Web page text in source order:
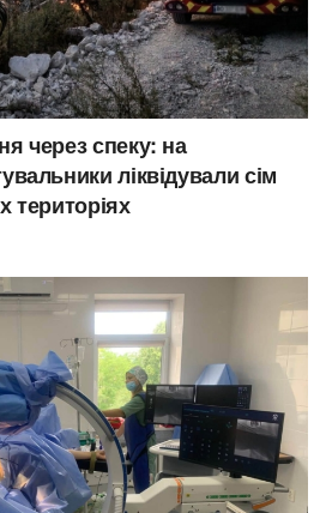
через спеку: на
ліквідували сім
територіях